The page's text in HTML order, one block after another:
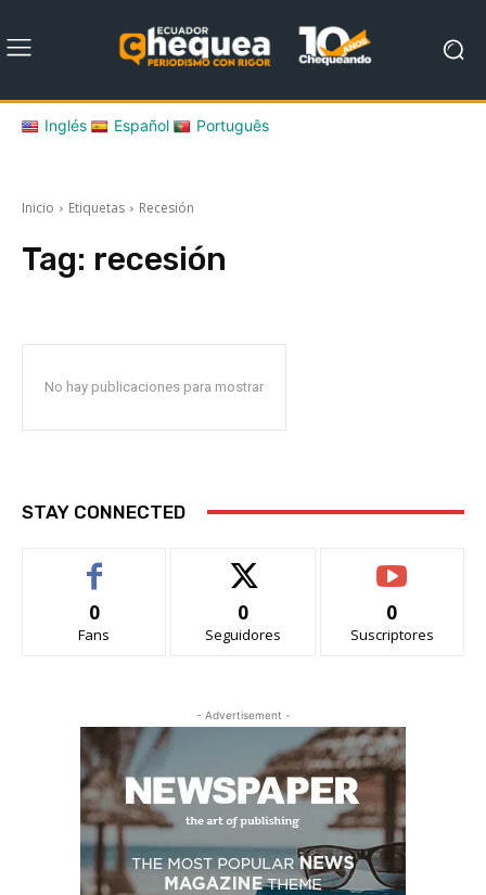
Inglés Español Português
Inicio Etiquetas Recesión
Tag: recesión
No hay publicaciones para mostrar
STAY CONNECTED
0
Fans
0
Seguidores
0
Suscriptores
- Advertisement -